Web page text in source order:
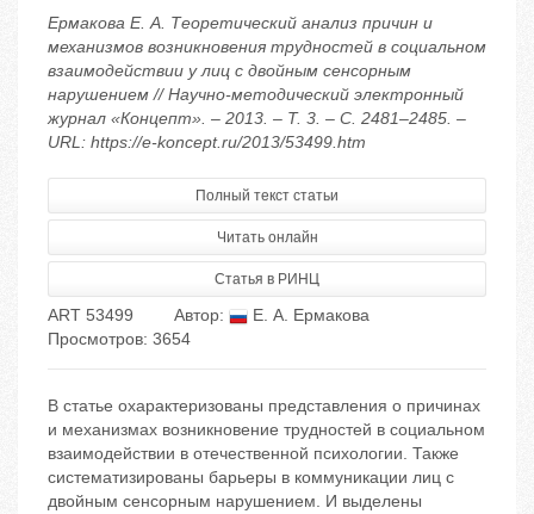
Ермакова Е. А. Теоретический анализ причин и
механизмов возникновения трудностей в социальном
взаимодействии у лиц с двойным сенсорным
нарушением // Научно-методический электронный
журнал «Концепт». – 2013. – Т. 3. – С. 2481–2485. –
URL: https://e-koncept.ru/2013/53499.htm
Полный текст статьи
Читать онлайн
Статья в РИНЦ
ART 53499 Автор:
Е. А. Ермакова
Просмотров: 3654
В статье охарактеризованы представления о причинах
и механизмах возникновение трудностей в социальном
взаимодействии в отечественной психологии. Также
систематизированы барьеры в коммуникации лиц с
двойным сенсорным нарушением. И выделены